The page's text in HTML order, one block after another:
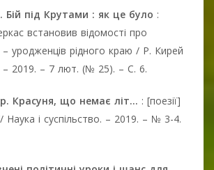
Бій під Крутами : як це було :
встановив відомості про
уродженців рідного краю / Р. Кирей
– 2019. – 7 лют. (№ 25). – С. 6.
Красуня, що немає літ... : [поезії]
і суспільство. – 2019. – № 3-4.